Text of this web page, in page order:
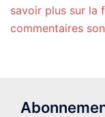
savoir plus sur la
commentaires